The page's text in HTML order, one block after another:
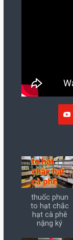
thuốc phun
to hạt chắc
hạt cà phê
nặng ký